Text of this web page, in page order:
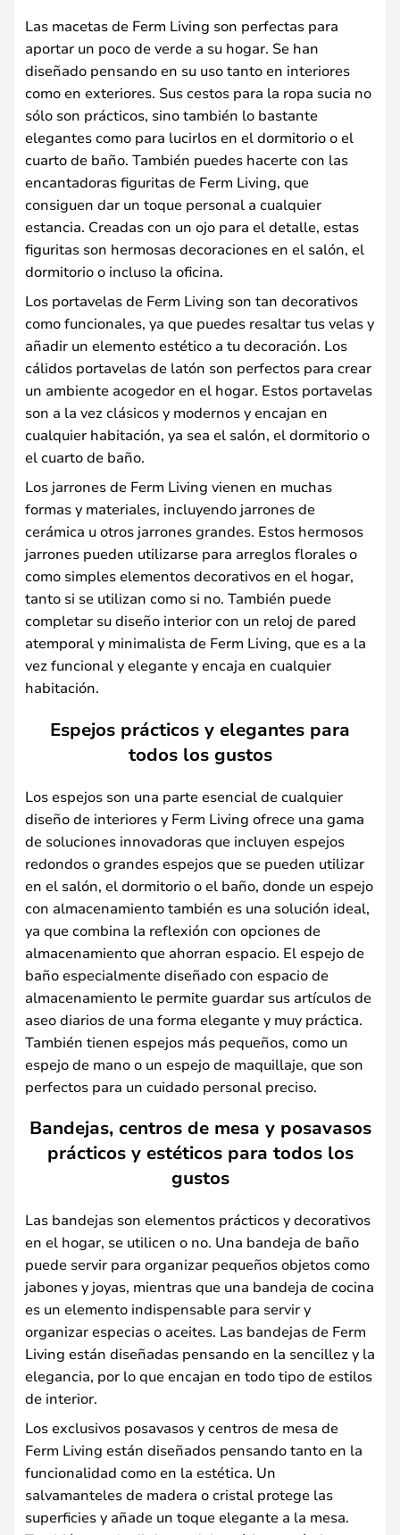
Las macetas de Ferm Living son perfectas para
aportar un poco de verde a su hogar. Se han
diseñado pensando en su uso tanto en interiores
como en exteriores. Sus cestos para la ropa sucia no
sólo son prácticos, sino también lo bastante
elegantes como para lucirlos en el dormitorio o el
cuarto de baño. También puedes hacerte con las
encantadoras figuritas de Ferm Living, que
consiguen dar un toque personal a cualquier
estancia. Creadas con un ojo para el detalle, estas
figuritas son hermosas decoraciones en el salón, el
dormitorio o incluso la oficina.
Los portavelas de Ferm Living son tan decorativos
como funcionales, ya que puedes resaltar tus velas y
añadir un elemento estético a tu decoración. Los
cálidos portavelas de latón son perfectos para crear
un ambiente acogedor en el hogar. Estos portavelas
son a la vez clásicos y modernos y encajan en
cualquier habitación, ya sea el salón, el dormitorio o
el cuarto de baño.
Los jarrones de Ferm Living vienen en muchas
formas y materiales, incluyendo jarrones de
cerámica u otros jarrones grandes. Estos hermosos
jarrones pueden utilizarse para arreglos florales o
como simples elementos decorativos en el hogar,
tanto si se utilizan como si no. También puede
completar su diseño interior con un reloj de pared
atemporal y minimalista de Ferm Living, que es a la
vez funcional y elegante y encaja en cualquier
habitación.
Espejos prácticos y elegantes para
todos los gustos
Los espejos son una parte esencial de cualquier
diseño de interiores y Ferm Living ofrece una gama
de soluciones innovadoras que incluyen espejos
redondos o grandes espejos que se pueden utilizar
en el salón, el dormitorio o el baño, donde un espejo
con almacenamiento también es una solución ideal,
ya que combina la reflexión con opciones de
almacenamiento que ahorran espacio. El espejo de
baño especialmente diseñado con espacio de
almacenamiento le permite guardar sus artículos de
aseo diarios de una forma elegante y muy práctica.
También tienen espejos más pequeños, como un
espejo de mano o un espejo de maquillaje, que son
perfectos para un cuidado personal preciso.
Bandejas, centros de mesa y posavasos
prácticos y estéticos para todos los
gustos
Las bandejas son elementos prácticos y decorativos
en el hogar, se utilicen o no. Una bandeja de baño
puede servir para organizar pequeños objetos como
jabones y joyas, mientras que una bandeja de cocina
es un elemento indispensable para servir y
organizar especias o aceites. Las bandejas de Ferm
Living están diseñadas pensando en la sencillez y la
elegancia, por lo que encajan en todo tipo de estilos
de interior.
Los exclusivos posavasos y centros de mesa de
Ferm Living están diseñados pensando tanto en la
funcionalidad como en la estética. Un
salvamanteles de madera o cristal protege las
superficies y añade un toque elegante a la mesa.